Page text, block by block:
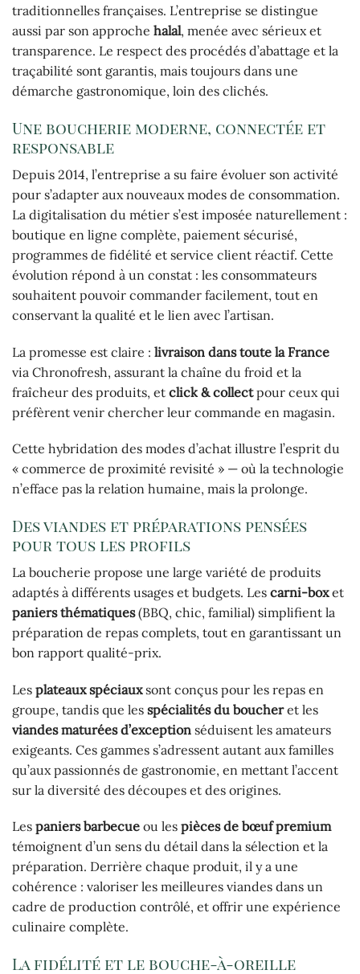
traditionnelles françaises. L’entreprise se distingue
aussi par son approche halal, menée avec sérieux et
transparence. Le respect des procédés d’abattage et la
traçabilité sont garantis, mais toujours dans une
démarche gastronomique, loin des clichés.
Une boucherie moderne, connectée et
responsable
Depuis 2014, l’entreprise a su faire évoluer son activité
pour s’adapter aux nouveaux modes de consommation.
La digitalisation du métier s’est imposée naturellement :
boutique en ligne complète, paiement sécurisé,
programmes de fidélité et service client réactif. Cette
évolution répond à un constat : les consommateurs
souhaitent pouvoir commander facilement, tout en
conservant la qualité et le lien avec l’artisan.
La promesse est claire : livraison dans toute la France
via Chronofresh, assurant la chaîne du froid et la
fraîcheur des produits, et click & collectpour ceux qui
préfèrent venir chercher leur commande en magasin.
Cette hybridation des modes d’achat illustre l’esprit du
« commerce de proximité revisité » — où la technologie
n’efface pas la relation humaine, mais la prolonge.
Des viandes et préparations pensées
pour tous les profils
La boucherie propose une large variété de produits
adaptés à différents usages et budgets. Les carni-boxet
paniers thématiques(BBQ, chic, familial) simplifient la
préparation de repas complets, tout en garantissant un
bon rapport qualité-prix.
Les plateaux spéciauxsont conçus pour les repas en
groupe, tandis que les spécialités du boucheret les
viandes maturées d’exception séduisent les amateurs
exigeants. Ces gammes s’adressent autant aux familles
qu’aux passionnés de gastronomie, en mettant l’accent
sur la diversité des découpes et des origines.
Les paniers barbecue ou les pièces de bœuf premium
témoignent d’un sens du détail dans la sélection et la
préparation. Derrière chaque produit, il y a une
cohérence : valoriser les meilleures viandes dans un
cadre de production contrôlé, et offrir une expérience
culinaire complète.
La fidélité et le bouche-à-oreille